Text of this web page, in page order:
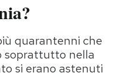
Consumismi
Storie/Idee
Ok Boomer!
Media
quarantenni che
soprattutto nella
si erano astenuti